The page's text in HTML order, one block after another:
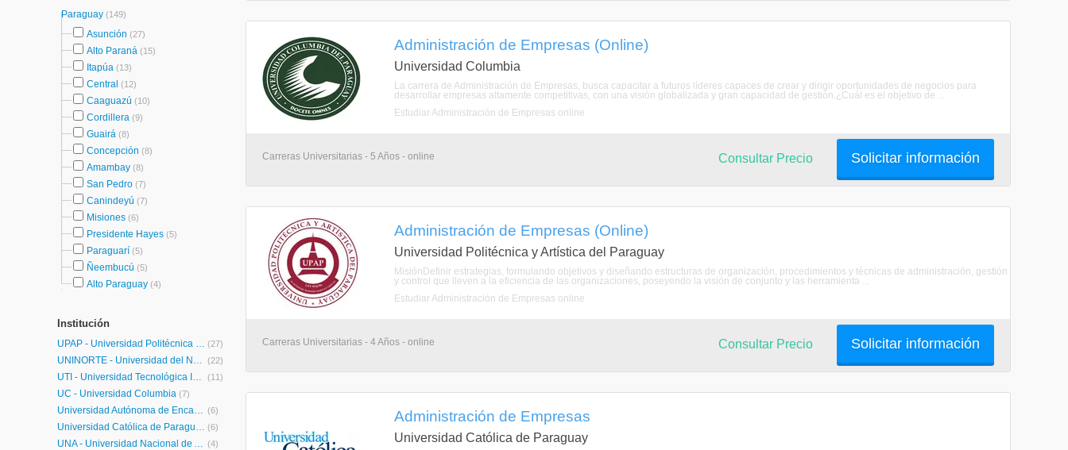
Paraguay (149)
Asunción (27)
Alto Paraná (15)
Itapúa (13)
Central (12)
Caaguazú (10)
Cordillera (9)
Guairá (8)
Concepción (8)
Amambay (8)
San Pedro (7)
Canindeyú (7)
Misiones (6)
Presidente Hayes (5)
Paraguarí (5)
Ñeembucú (5)
Alto Paraguay (4)
Institución
UPAP - Universidad Politécnica y Artística del Paraguay (27)
UNINORTE - Universidad del Norte (22)
UTI - Universidad Tecnológica Intercontinental (11)
UC - Universidad Columbia (7)
Universidad Autónoma de Encarnación (6)
Universidad Católica de Paraguay (6)
UNA - Universidad Nacional de Asunción (4)
Administración de Empresas (Online)
Universidad Columbia
La carrera de Administración de Empresas, busca capacitar a futuros líderes capaces de crear y dirigir oportunidades de negocios para
desarrollar empresas altamente competitivas, con una visión globalizada y gran capacidad de gestión.¿Cuál es el objetivo de ...
Estudiar Administración de Empresas online
Carreras Universitarias - 5 Años - online Solicitar información
Consultar Precio
Administración de Empresas (Online)
Universidad Politécnica y Artística del Paraguay
MisiónDefinir estrategias, formulando objetivos y diseñando estructuras de organización, procedimientos y técnicas de administración, gestión
y control que lleven a la eficiencia de las organizaciones, poseyendo la visión de conjunto y las herramienta ...
Estudiar Administración de Empresas online
Carreras Universitarias - 4 Años - online Solicitar información
Consultar Precio
Administración de Empresas
Universidad Católica de Paraguay